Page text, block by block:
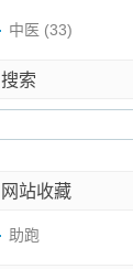
中医 (33)
搜索
网站收藏
助跑